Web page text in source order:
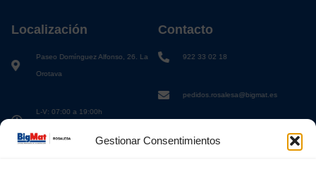
Gestionar Consentimientos
Localización
Paseo Domínguez Alfonso, 26. La
Orotava
L-V: 07:00 a 19:00h
Contacto
922 33 02 18
pedidos.rosalesa@bigmat.es